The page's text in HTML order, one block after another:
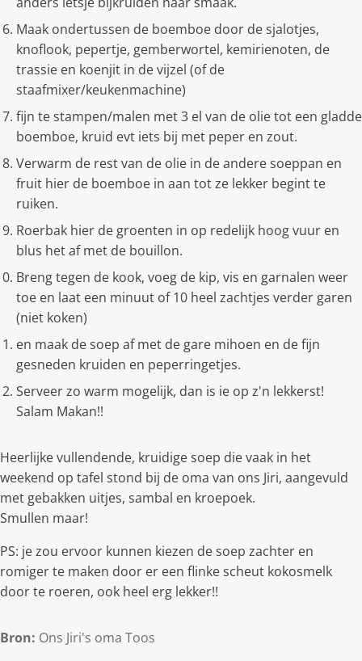
Maak ondertussen de boemboe door de sjalotjes,
knoflook, pepertje, gemberwortel, kemirienoten, de
trassie en koenjit in de vijzel (of de
staafmixer/keukenmachine)
fijn te stampen/malen met 3 el van de olie tot een gladde
boemboe, kruid evt iets bij met peper en zout.
Verwarm de rest van de olie in de andere soeppan en
fruit hier de boemboe in aan tot ze lekker begint te
ruiken.
Roerbak hier de groenten in op redelijk hoog vuur en
blus het af met de bouillon.
Breng tegen de kook, voeg de kip, vis en garnalen weer
toe en laat een minuut of 10 heel zachtjes verder garen
(niet koken)
en maak de soep af met de gare mihoen en de fijn
gesneden kruiden en peperringetjes.
Serveer zo warm mogelijk, dan is ie op z'n lekkerst!
Salam Makan!!
Heerlijke vullendende, kruidige soep die vaak in het
weekend op tafel stond bij de oma van ons Jiri, aangevuld
met gebakken uitjes, sambal en kroepoek.
Smullen maar!
PS: je zou ervoor kunnen kiezen de soep zachter en
romiger te maken door er een flinke scheut kokosmelk
door te roeren, ook heel erg lekker!!
Bron: Ons Jiri's oma Toos